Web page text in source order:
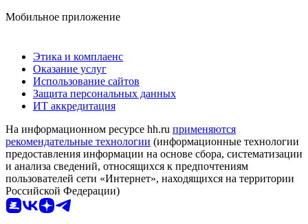
Мобильное приложение
Этика и комплаенс
Оказание услуг
Использование сайтов
Защита персональных данных
ИТ аккредитация
На информационном ресурсе hh.ru применяются
рекомендательные технологии (информационные технологии
предоставления информации на основе сбора, систематизации
и анализа сведений, относящихся к предпочтениям
пользователей сети «Интернет», находящихся на территории
Российской Федерации)